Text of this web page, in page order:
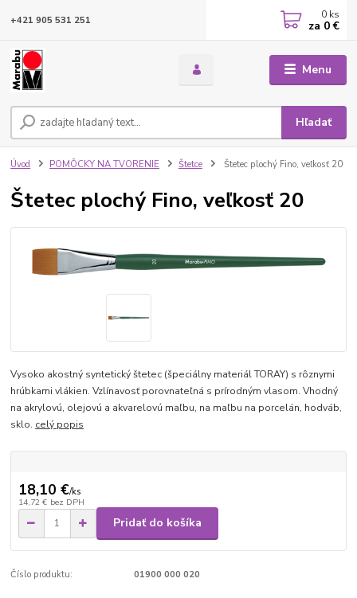
Menu
Hľadať
+421 905 531 251 0 ks
za 0 €
Úvod POMÔCKY NA TVORENIE Štetce Štetec plochý Fino, veľkosť 20
Štetec plochý Fino, veľkosť 20
Vysoko akostný syntetický štetec (špeciálny materiál TORAY) s rôznymi
hrúbkami vlákien. Vzlínavosť porovnateľná s prírodným vlasom. Vhodný
na akrylovú, olejovú a akvarelovú maľbu, na maľbu na porcelán, hodváb,
sklo. celý popis
18,10 €/ks
14,72 € bez DPH
Pridať do košíka
Číslo produktu: 01900 000 020